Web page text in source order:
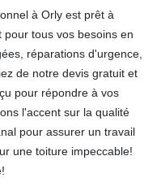
à Orly est prêt à
tous vos besoins en
réparations d'urgence,
de notre devis gratuit et
pour répondre à vos
l'accent sur la qualité
pour assurer un travail
une toiture impeccable!